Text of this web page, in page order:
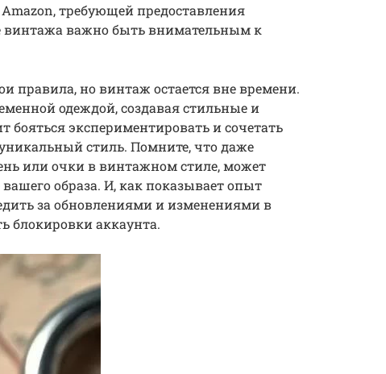
требующей предоставления
важно быть внимательным к
правила, но винтаж остается вне времени.
одеждой, создавая стильные и
экспериментировать и сочетать
стиль. Помните, что даже
или очки в винтажном стиле, может
образа. И, как показывает опыт
за обновлениями и изменениями в
блокировки аккаунта.